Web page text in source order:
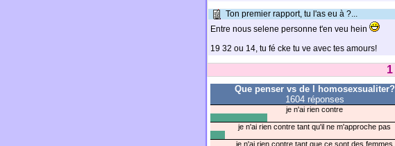
Ton premier rapport, tu l'as eu à ?...
Entre nous selene personne t'en veu hein
19 32 ou 14, tu fé cke tu ve avec tes amours!
1
Que penser vs de l homosexsualiter?
1604 réponses
je n'ai rien contre
je n'ai rien contre tant qu'il ne m'approche pas
je n'ai rien contre tant que ce sont des femmes